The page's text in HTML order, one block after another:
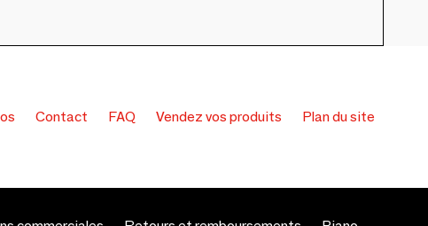
Contact FAQ Vendez vos produits Plan du site